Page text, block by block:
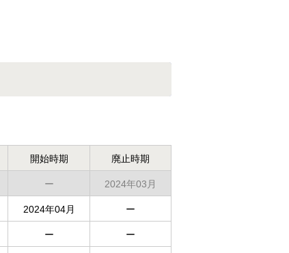
開始時期 廃止時期
ー 2024年03月
2024年04月 ー
ー ー